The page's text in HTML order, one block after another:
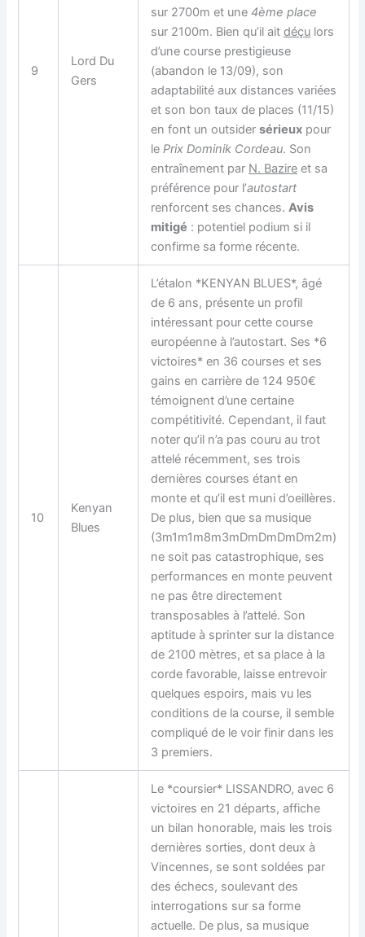
9
Lord Du
Gers
sur 2700m et une4ème place
sur 2100m. Bien qu’il aitdéçu lors
d’une course prestigieuse
(abandon le 13/09), son
adaptabilité aux distances variées
et son bon taux de places (11/15)
en font un outsidersérieux pour
lePrix Dominik Cordeau. Son
entraînement par N. Bazire et sa
préférence pour l’autostart
renforcent ses chances.Avis
mitigé : potentiel podium si il
confirme sa forme récente.
10
Kenyan
Blues
L’étalon *KENYAN BLUES*, âgé
de 6 ans, présente un profil
intéressant pour cette course
européenne à l’autostart. Ses *6
victoires* en 36 courses et ses
gains en carrière de 124 950€
témoignent d’une certaine
compétitivité. Cependant, il faut
noter qu’il n’a pas couru au trot
attelé récemment, ses trois
dernières courses étant en
monte et qu’il est muni d’oeillères.
De plus, bien que sa musique
(3m1m1m8m3mDmDmDmDm2m)
ne soit pas catastrophique, ses
performances en monte peuvent
ne pas être directement
transposables à l’attelé. Son
aptitude à sprinter sur la distance
de 2100 mètres, et sa place à la
corde favorable, laisse entrevoir
quelques espoirs, mais vu les
conditions de la course, il semble
compliqué de le voir finir dans les
3 premiers.
Le *coursier* LISSANDRO, avec 6
victoires en 21 départs, affiche
un bilan honorable, mais les trois
dernières sorties, dont deux à
Vincennes, se sont soldées par
des échecs, soulevant des
interrogations sur sa forme
actuelle. De plus, sa musique